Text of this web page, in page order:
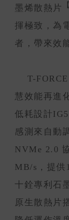
墨烯散熱片
揮極致，為
者，帶來效
T-FORCE
慧效能再進
低耗設計
感測來自動
NVMe 2.0
MB/s，提供
十銓專利石
原生散熱片